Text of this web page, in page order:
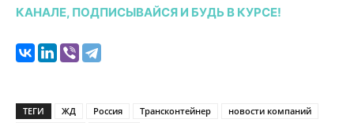
КАНАЛЕ, ПОДПИСЫВАЙСЯ И БУДЬ В КУРСЕ!
ТЕГИ ЖД Россия Трансконтейнер
новости компаний